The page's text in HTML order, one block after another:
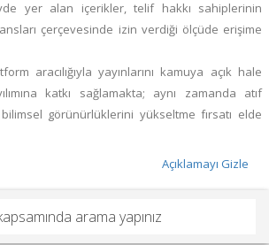
yer alan içerikler, telif hakkı sahiplerinin
çerçevesinde izin verdiği ölçüde erişime
aracılığıyla yayınlarını kamuya açık hale
katkı sağlamakta; aynı zamanda atıf
görünürlüklerini yükseltme fırsatı elde
Açıklamayı Gizle